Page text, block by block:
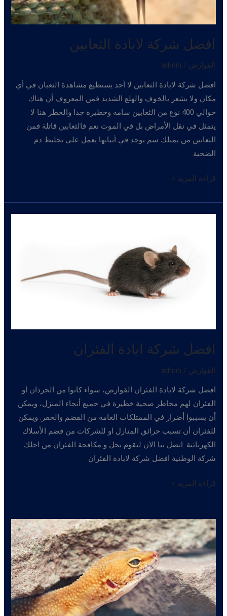
افضل شركة لابادة الثعابين
القوارض /
admin
افضل شركة لابادة الثعابين لا أحد يستطيع مشاهدة الثعبان في أي
مكان ولا يشعر بالخوف والهلع الشديد فمن المعروف أن هناك
حوالي 400 نوع من الثعابين سامة وخطيرة جدا والخطر هنا لا
يتمثل في نقل الأمراض بل في الموت نعم فالثعابين قاتلة فمن
الثعابين من يمتلك سم يوجد في أنيابها يعمل على تجليط دم
الضحية
افضل
لابادة
قراءة المزيد »
افضل شركة ابادة الفئران
القوارض /
admin
افضل شركة لابادة الفئران القوارض، سواء كانوا من الجرذان أو
الفئران لهم مخاطر صحية خطيرة في جميع أنحاء المنزل، ويمكن
أن يسببوا أضرار في الممتلكات العامة من القضم والحفر. ويمكن
للفئران أن تسبب حرائق المنازل او للشركات من قضم الأسلاك
الكهربائية .اتصل بنا الان لنقوم بحل و مكافحة الفئران من اجلك
شركة الوطنية افضل شركة لابادة الفئران
افضل
ابادة
الفئران
قراءة المزيد »